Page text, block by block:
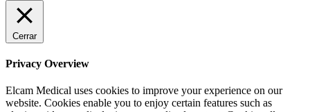
Cerrar
Privacy Overview
Elcam Medical uses cookies to improve your experience on our
website. Cookies enable you to enjoy certain features such as